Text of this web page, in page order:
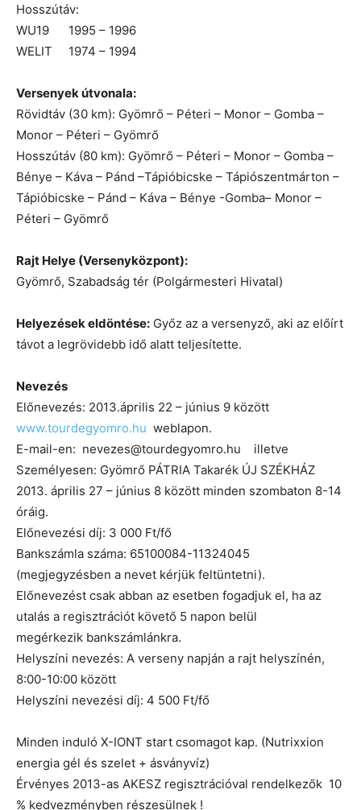
Hosszútáv:
WU19 1995 – 1996
WELIT 1974 – 1994
Versenyek útvonala:
Rövidtáv (30 km): Gyömrő – Péteri – Monor – Gomba –
Monor – Péteri – Gyömrő
Hosszútáv (80 km): Gyömrő – Péteri – Monor – Gomba –
Bénye – Káva – Pánd –Tápióbicske – Tápiószentmárton –
Tápióbicske – Pánd – Káva – Bénye -Gomba– Monor –
Péteri – Gyömrő
Rajt Helye (Versenyközpont):
Gyömrő, Szabadság tér (Polgármesteri Hivatal)
Helyezések eldöntése: Győz az a versenyző, aki az előírt
távot a legrövidebb idő alatt teljesítette.
Nevezés
Előnevezés: 2013.április 22 – június 9 között
www.tourdegyomro.hu weblapon.
E-mail-en: nevezes@tourdegyomro.hu illetve
Személyesen: Gyömrő PÁTRIA Takarék ÚJ SZÉKHÁZ
2013. április 27 – június 8 között minden szombaton 8-14
óráig.
Előnevezési díj: 3 000 Ft/fő
Bankszámla száma: 65100084-11324045
(megjegyzésben a nevet kérjük feltüntetni).
Előnevezést csak abban az esetben fogadjuk el, ha az
utalás a regisztrációt követő 5 napon belül
megérkezik bankszámlánkra.
Helyszíni nevezés: A verseny napján a rajt helyszínén,
8:00-10:00 között
Helyszíni nevezési díj: 4 500 Ft/fő
Minden induló X-IONT start csomagot kap. (Nutrixxion
energia gél és szelet + ásványvíz)
Érvényes 2013-as AKESZ regisztrációval rendelkezők 10
% kedvezményben részesülnek !